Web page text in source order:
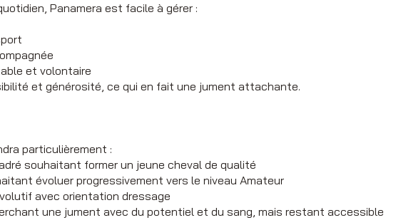
Panamera est facile à gérer :
et volontaire
et générosité, ce qui en fait une jument attachante.
particulièrement :
souhaitant former un jeune cheval de qualité
évoluer progressivement vers le niveau Amateur
avec orientation dressage
une jument avec du potentiel et du sang, mais restant accessible